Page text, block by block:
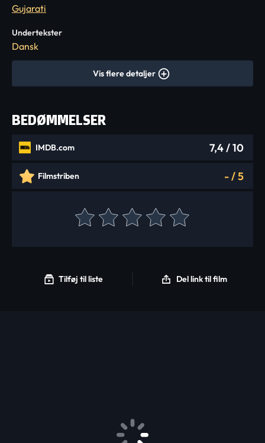
Gujarati
Undertekster
Dansk
Vis flere detaljer
BEDØMMELSER
IMDB.com 7,4/ 10
Filmstriben -/5
Tilføj til liste Del link til film